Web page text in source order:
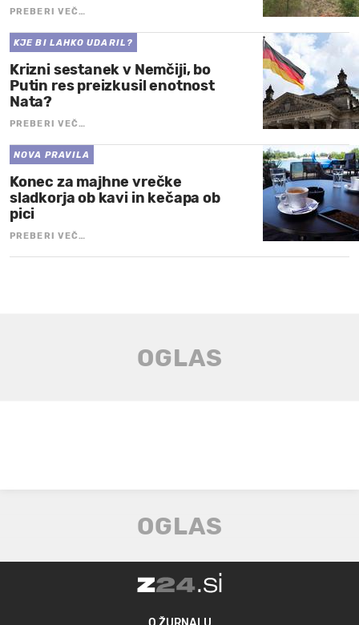
PREBERI VEČ…
KJE BI LAHKO UDARIL?
Krizni sestanek v Nemčiji, bo
Putin res preizkusil enotnost
Nata?
PREBERI VEČ…
NOVA PRAVILA
Konec za majhne vrečke
sladkorja ob kavi in kečapa ob
pici
PREBERI VEČ…